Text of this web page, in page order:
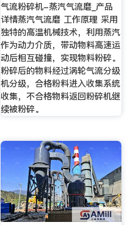
气流粉碎机-蒸汽气流磨_产品
详情蒸汽气流磨 工作原理 采用
独特的高温机械技术，利用蒸汽
作为动力介质，带动物料高速运
动后相互碰撞，实现物料粉碎。
粉碎后的物料经过涡轮气流分级
机分级，合格粉料进入收集系统
收集，不合格物料返回粉碎机继
续被粉碎。